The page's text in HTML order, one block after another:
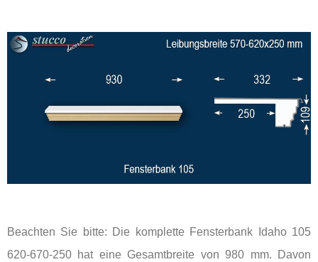
Beachten Sie bitte: Die komplette Fensterbank Idaho 105
620-670-250 hat eine Gesamtbreite von 980 mm. Davon